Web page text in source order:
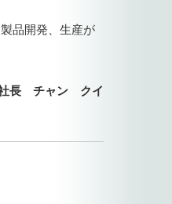
品開発、生産が
ャン クイ